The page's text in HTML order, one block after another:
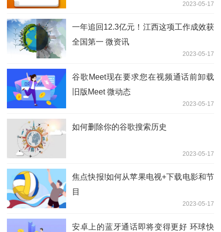
2023-05-17
一年追回12.3亿元！江西这项工作成效获
全国第一 微资讯
2023-05-17
谷歌Meet现在要求您在视频通话前卸载
旧版Meet 微动态
2023-05-17
如何删除你的谷歌搜索历史
2023-05-17
焦点快报!如何从苹果电视+下载电影和节
目
2023-05-17
安卓上的蓝牙通话即将变得更好 环球快